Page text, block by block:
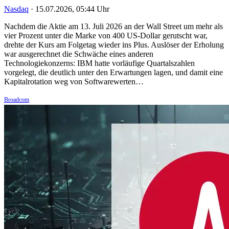
Nasdaq · 15.07.2026, 05:44 Uhr
Nachdem die Aktie am 13. Juli 2026 an der Wall Street um mehr als
vier Prozent unter die Marke von 400 US-Dollar gerutscht war,
drehte der Kurs am Folgetag wieder ins Plus. Auslöser der Erholung
war ausgerechnet die Schwäche eines anderen
Technologiekonzerns: IBM hatte vorläufige Quartalszahlen
vorgelegt, die deutlich unter den Erwartungen lagen, und damit eine
Kapitalrotation weg von Softwarewerten…
Broadcom